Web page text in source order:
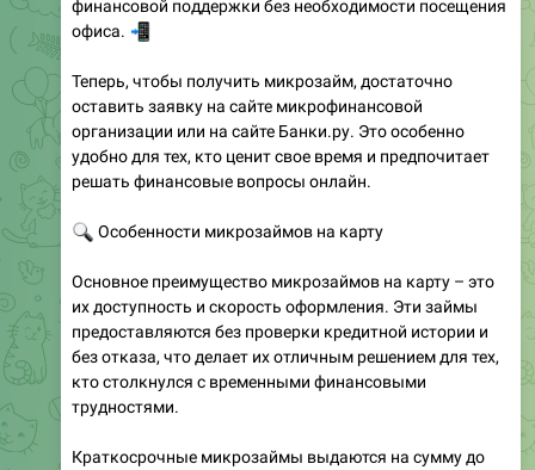
финансовой поддержки без необходимости посещения
офиса.
Теперь, чтобы получить микрозайм, достаточно
оставить заявку на сайте микрофинансовой
организации или на сайте Банки.ру. Это особенно
удобно для тех, кто ценит свое время и предпочитает
решать финансовые вопросы онлайн.
Особенности микрозаймов на карту
Основное преимущество микрозаймов на карту – это
их доступность и скорость оформления. Эти займы
предоставляются без проверки кредитной истории и
без отказа, что делает их отличным решением для тех,
кто столкнулся с временными финансовыми
трудностями.
Краткосрочные микрозаймы выдаются на сумму до